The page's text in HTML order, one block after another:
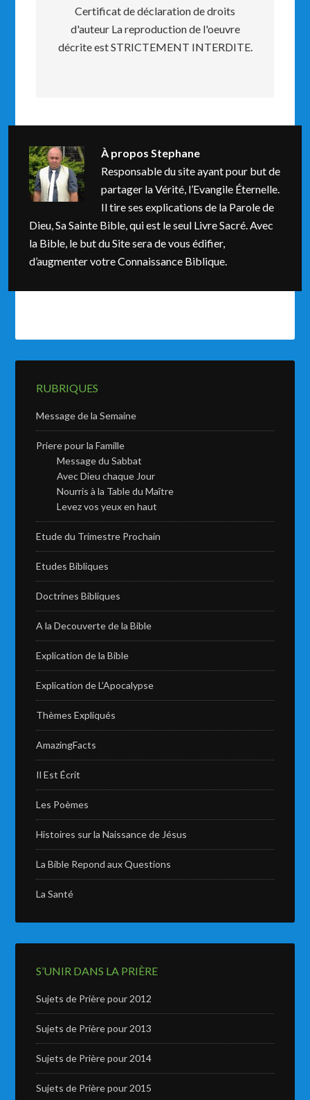
Certificat de déclaration de droits
d'auteur La reproduction de l'oeuvre
décrite est STRICTEMENT INTERDITE.
À proposStephane
Responsable du site ayant pour but de
partager la Vérité, l’Evangile Éternelle.
Il tire ses explications de la Parole de
Dieu, Sa Sainte Bible, qui est le seul Livre Sacré. Avec
la Bible, le but du Site sera de vous édifier,
d’augmenter votre Connaissance Biblique.
RUBRIQUES
Message de la Semaine
Priere pour la Famille
Message du Sabbat
Avec Dieu chaque Jour
Nourris à la Table du Maître
Levez vos yeux en haut
Etude du Trimestre Prochain
Etudes Bibliques
Doctrines Bibliques
A la Decouverte de la Bible
Explication de la Bible
Explication de L’Apocalypse
Thèmes Expliqués
AmazingFacts
Il Est Écrit
Les Poèmes
Histoires sur la Naissance de Jésus
La Bible Repond aux Questions
La Santé
S’UNIR DANS LA PRIÈRE
Sujets de Prière pour 2012
Sujets de Prière pour 2013
Sujets de Prière pour 2014
Sujets de Prière pour 2015